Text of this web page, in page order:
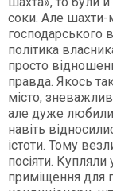
соки. Але шахти-
господарського
політика
просто
правда. Якось
місто,
але дуже любили
навіть
істоти. Тому
посіяти.
приміщення для